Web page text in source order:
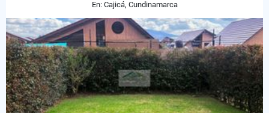
En: Cajicá, Cundinamarca